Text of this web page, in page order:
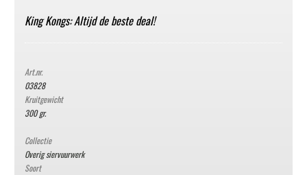
King Kongs: Altijd de beste deal!
Art.nr.
03828
Kruitgewicht
300 gr.
Collectie
Overig siervuurwerk
Soort